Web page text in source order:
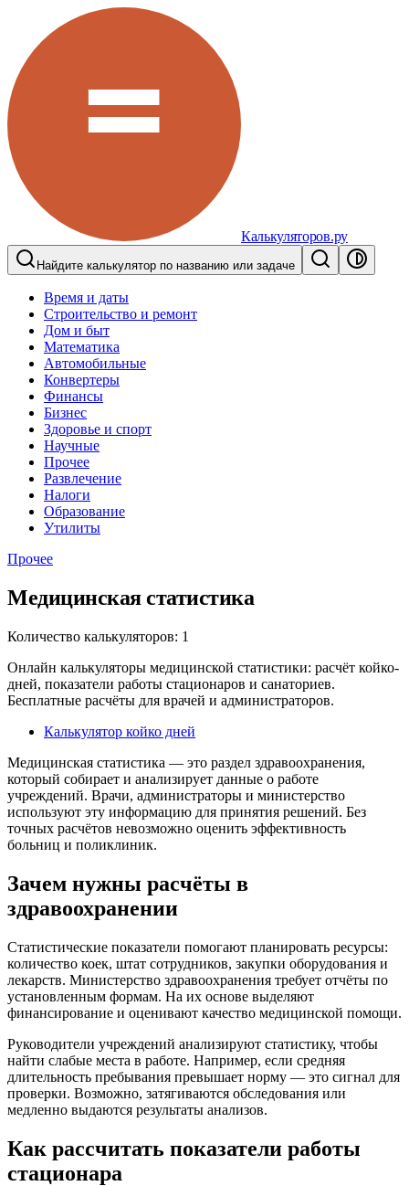
Калькуляторов.ру
Найдите калькулятор по названию или задаче
Время и даты
Строительство и ремонт
Дом и быт
Математика
Автомобильные
Конвертеры
Финансы
Бизнес
Здоровье и спорт
Научные
Прочее
Развлечение
Налоги
Образование
Утилиты
Прочее
Медицинская статистика
Количество калькуляторов: 1
Онлайн калькуляторы медицинской статистики: расчёт койко-
дней, показатели работы стационаров и санаториев.
Бесплатные расчёты для врачей и администраторов.
Калькулятор койко дней
Медицинская статистика — это раздел здравоохранения,
который собирает и анализирует данные о работе
учреждений. Врачи, администраторы и министерство
используют эту информацию для принятия решений. Без
точных расчётов невозможно оценить эффективность
больниц и поликлиник.
Зачем нужны расчёты в
здравоохранении
Статистические показатели помогают планировать ресурсы:
количество коек, штат сотрудников, закупки оборудования и
лекарств. Министерство здравоохранения требует отчёты по
установленным формам. На их основе выделяют
финансирование и оценивают качество медицинской помощи.
Руководители учреждений анализируют статистику, чтобы
найти слабые места в работе. Например, если средняя
длительность пребывания превышает норму — это сигнал для
проверки. Возможно, затягиваются обследования или
медленно выдаются результаты анализов.
Как рассчитать показатели работы
стационара